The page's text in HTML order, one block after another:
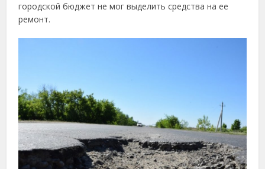
городской бюджет не мог выделить средства на ее
ремонт.